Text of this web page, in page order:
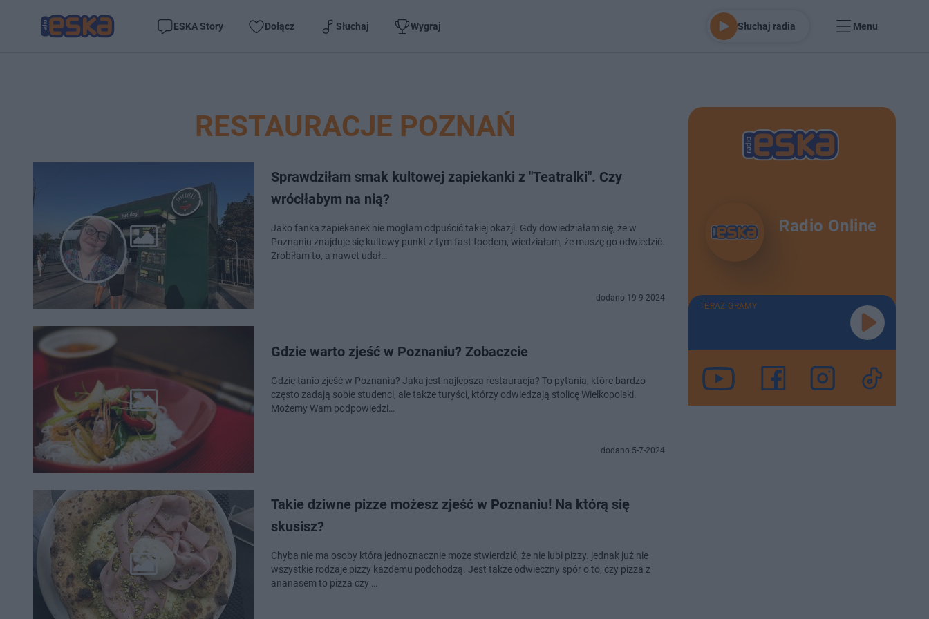
ESKA Story Dołącz Słuchaj Wygraj Słuchaj radia Menu
RESTAURACJE POZNAŃ
Sprawdziłam smak kultowej zapiekanki z "Teatralki". Czy
wróciłabym na nią?
Jako fanka zapiekanek nie mogłam odpuścić takiej okazji. Gdy dowiedziałam się, że w
Poznaniu znajduje się kultowy punkt z tym fast foodem, wiedziałam, że muszę go odwiedzić.
Zrobiłam to, a nawet udał…
dodano 19-9-2024
Gdzie warto zjeść w Poznaniu? Zobaczcie
Gdzie tanio zjeść w Poznaniu? Jaka jest najlepsza restauracja? To pytania, które bardzo
często zadają sobie studenci, ale także turyści, którzy odwiedzają stolicę Wielkopolski.
Możemy Wam podpowiedzi…
dodano 5-7-2024
Takie dziwne pizze możesz zjeść w Poznaniu! Na którą się
skusisz?
Chyba nie ma osoby która jednoznacznie może stwierdzić, że nie lubi pizzy. jednak już nie
wszystkie rodzaje pizzy każdemu podchodzą. Jest także odwieczny spór o to, czy pizza z
ananasem to pizza czy …
Radio Online
TERAZ GRAMY